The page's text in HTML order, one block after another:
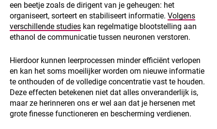
een beetje zoals de dirigent van je geheugen: het
organiseert, sorteert en stabiliseert informatie. Volgens
verschillende studies kan regelmatige blootstelling aan
ethanol de communicatie tussen neuronen verstoren.
Hierdoor kunnen leerprocessen minder efficiënt verlopen
en kan het soms moeilijker worden om nieuwe informatie
te onthouden of de volledige concentratie vast te houden.
Deze effecten betekenen niet dat alles onveranderlijk is,
maar ze herinneren ons er wel aan dat je hersenen met
grote finesse functioneren en bescherming verdienen.